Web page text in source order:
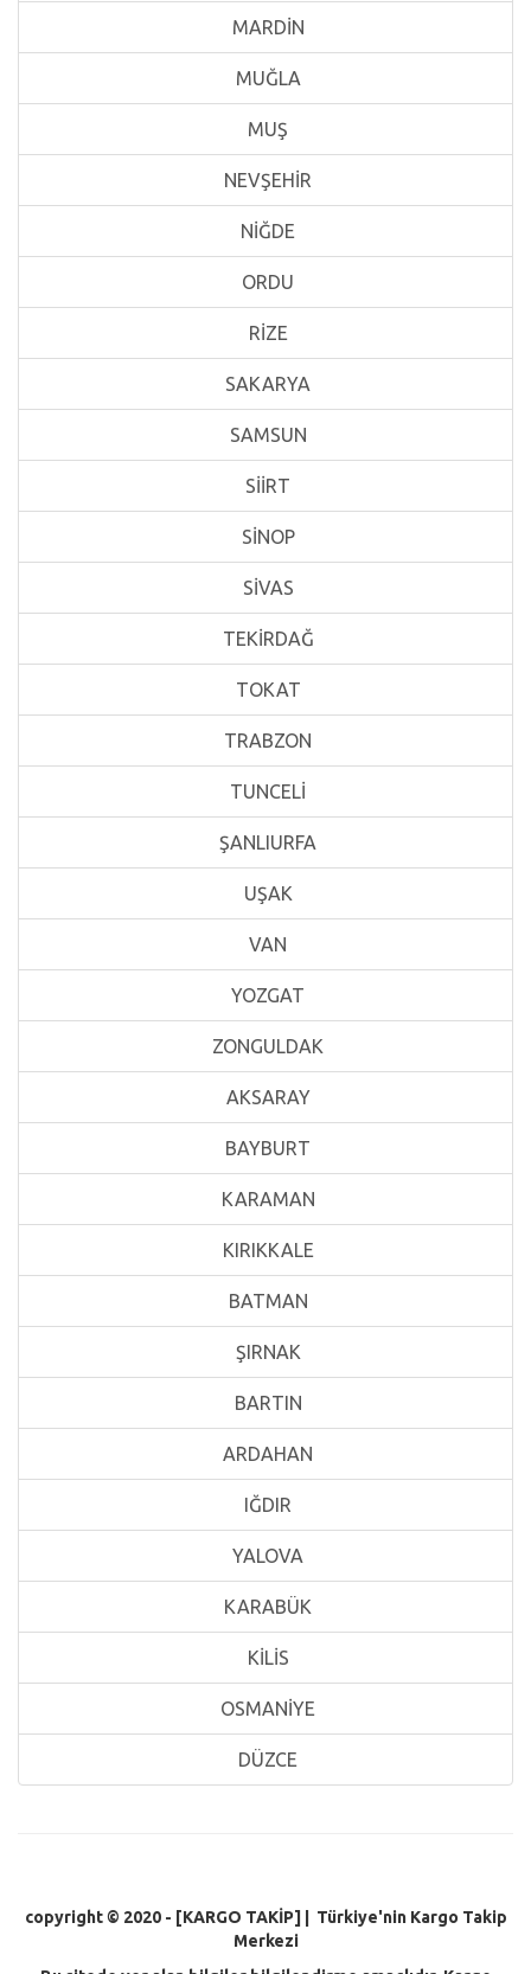
MARDİN
MUĞLA
MUŞ
NEVŞEHİR
NİĞDE
ORDU
RİZE
SAKARYA
SAMSUN
SİİRT
SİNOP
SİVAS
TEKİRDAĞ
TOKAT
TRABZON
TUNCELİ
ŞANLIURFA
UŞAK
VAN
YOZGAT
ZONGULDAK
AKSARAY
BAYBURT
KARAMAN
KIRIKKALE
BATMAN
ŞIRNAK
BARTIN
ARDAHAN
IĞDIR
YALOVA
KARABÜK
KİLİS
OSMANİYE
DÜZCE
copyright © 2020 - [KARGO TAKİP] | Türkiye'nin Kargo Takip
Merkezi